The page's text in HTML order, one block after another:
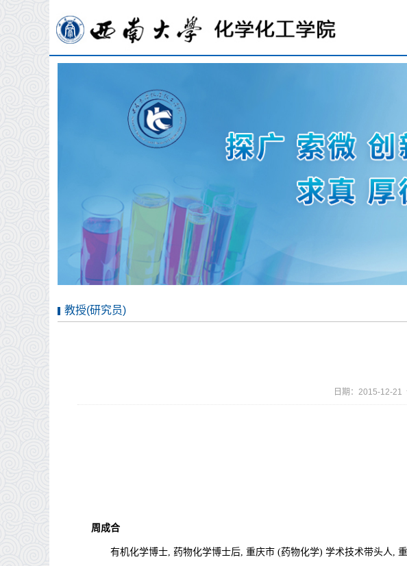
教授(研究员)
日期：2015-12-
周成合
有机化学博士, 药物化学博士后, 重庆市 (药物化学) 学术技术带头人,